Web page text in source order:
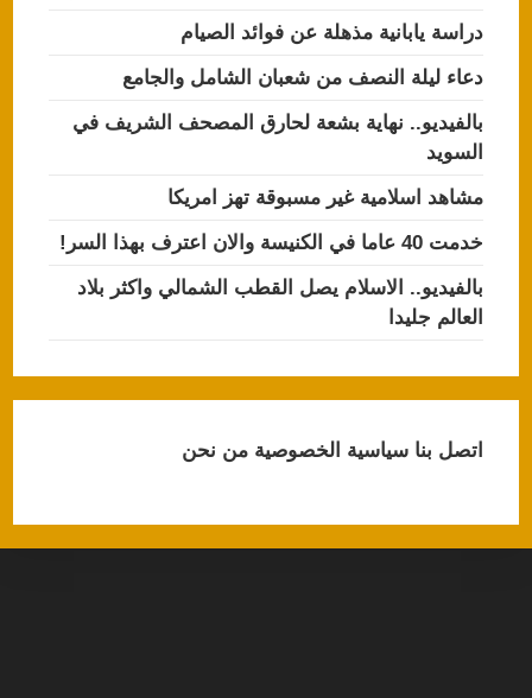
دراسة يابانية مذهلة عن فوائد الصيام
دعاء ليلة النصف من شعبان الشامل والجامع
بالفيديو.. نهاية بشعة لحارق المصحف الشريف في
السويد
مشاهد اسلامية غير مسبوقة تهز امريكا
خدمت 40 عاما في الكنيسة والان اعترف بهذا السر!
بالفيديو.. الاسلام يصل القطب الشمالي واكثر بلاد
العالم جليدا
اتصل بناسياسية الخصوصيةمن نحن